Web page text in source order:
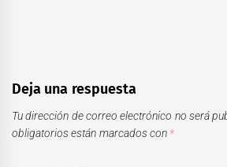
Deja una respuesta
Tu dirección de correo electrónico no será
obligatorios están marcados con *